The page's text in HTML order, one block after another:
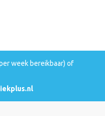
week bereikbaar) of